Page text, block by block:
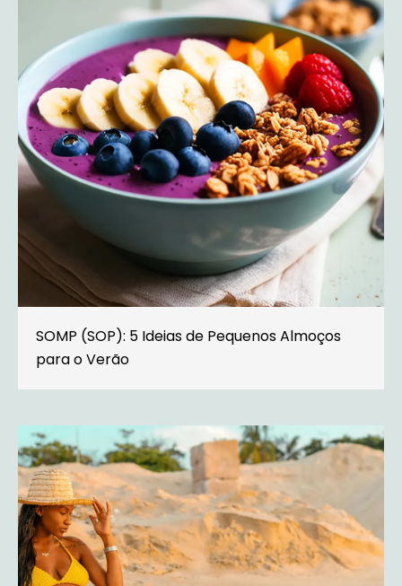
SOMP (SOP): 5 Ideias de Pequenos Almoços
para o Verão